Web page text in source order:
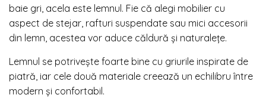
baie gri, acela este lemnul. Fie că alegi mobilier cu
aspect de stejar, rafturi suspendate sau mici accesorii
din lemn, acestea vor aduce căldură și naturalețe.
Lemnul se potrivește foarte bine cu griurile inspirate de
piatră, iar cele două materiale creează un echilibru între
modern și confortabil.